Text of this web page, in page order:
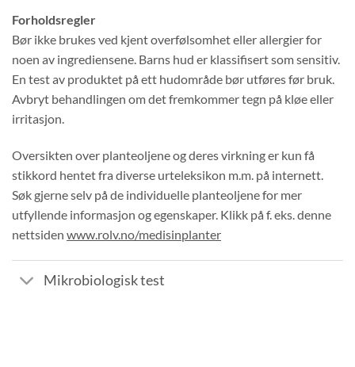
Forholdsregler
Bør ikke brukes ved kjent overfølsomhet eller allergier for
noen av ingrediensene. Barns hud er klassifisert som sensitiv.
En test av produktet på ett hudområde bør utføres før bruk.
Avbryt behandlingen om det fremkommer tegn på kløe eller
irritasjon.
Oversikten over planteoljene og deres virkning er kun få
stikkord hentet fra diverse urteleksikon m.m. på internett.
Søk gjerne selv på de individuelle planteoljene for mer
utfyllende informasjon og egenskaper. Klikk på f. eks. denne
nettsiden www.rolv.no/medisinplanter
Mikrobiologisk test